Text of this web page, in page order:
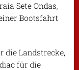
Sete Ondas,
Bootsfahrt
die Landstrecke,
für die